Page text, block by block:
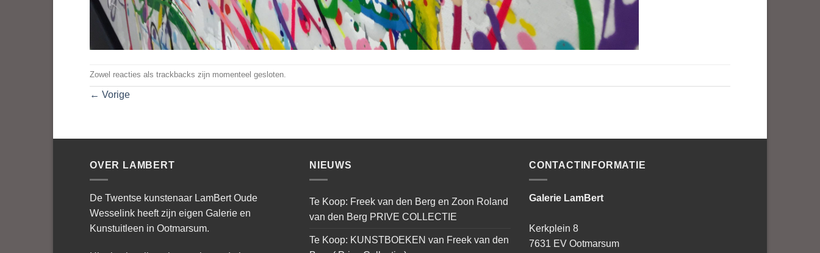
Zowel reacties als trackbacks zijn momenteel gesloten.
← Vorige
OVER LAMBERT
De Twentse kunstenaar LamBert Oude
Wesselink heeft zijn eigen Galerie en
Kunstuitleen in Ootmarsum.
NIEUWS
Te Koop: Freek van den Berg en Zoon Roland
van den Berg PRIVE COLLECTIE
Te Koop: KUNSTBOEKEN van Freek van den
CONTACTINFORMATIE
Galerie LamBert
Kerkplein 8
7631 EV Ootmarsum